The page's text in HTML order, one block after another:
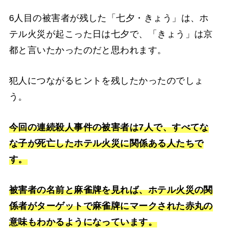
6人目の被害者が残した「七夕・きょう」は、ホ
テル火災が起こった日は七夕で、「きょう」は京
都と言いたかったのだと思われます。
犯人につながるヒントを残したかったのでしょ
う。
今回の連続殺人事件の被害者は7人で、すべてな
な子が死亡したホテル火災に関係ある人たちで
す。
被害者の名前と麻雀牌を見れば、ホテル火災の関
係者がターゲットで麻雀牌にマークされた赤丸の
意味もわかるようになっています。